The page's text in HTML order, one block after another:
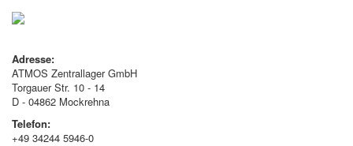
Adresse:
ATMOS Zentrallager GmbH
Torgauer Str. 10 - 14
D - 04862 Mockrehna
Telefon:
+49 34244 5946-0